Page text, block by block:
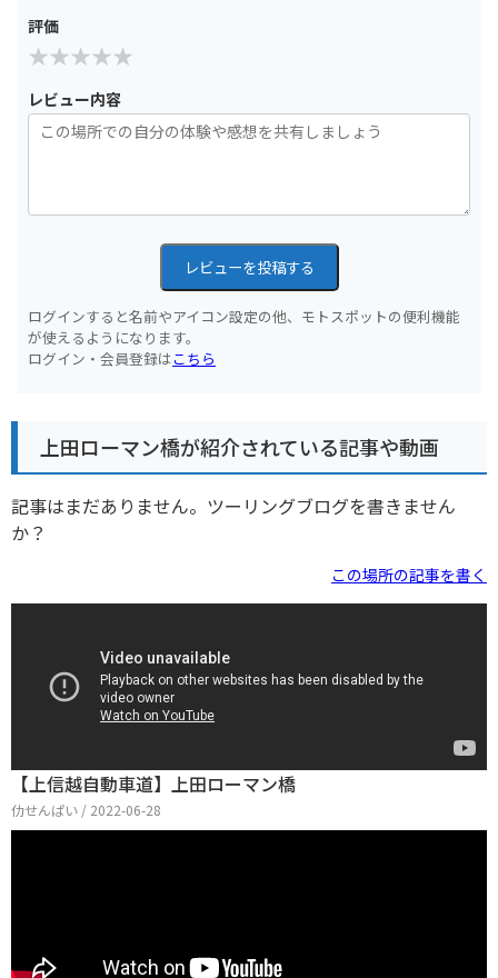
評価
レビュー内容
レビューを投稿する
ログインすると名前やアイコン設定の他、モトスポットの便利機能
が使えるようになります。
ログイン・会員登録はこちら
上田ローマン橋が紹介されている記事や動画
記事はまだありません。ツーリングブログを書きません
か？
この場所の記事を書く
【上信越自動車道】上田ローマン橋
仂せんぱい / 2022-06-28